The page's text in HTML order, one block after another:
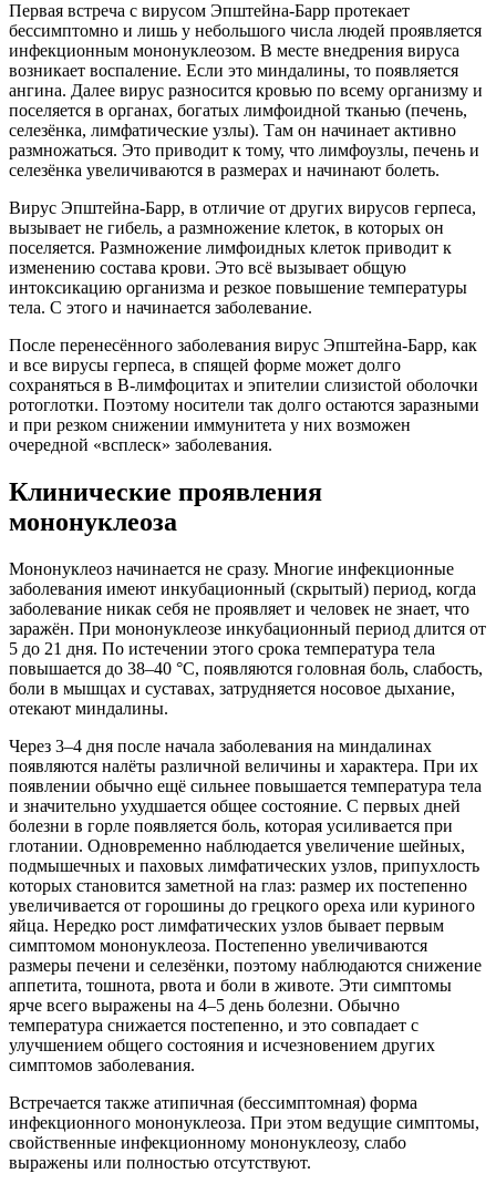
Первая встреча с вирусом Эпштейна-Барр протекает
бессимптомно и лишь у небольшого числа людей проявляется
инфекционным мононуклеозом. В месте внедрения вируса
возникает воспаление. Если это миндалины, то появляется
ангина. Далее вирус разносится кровью по всему организму и
поселяется в органах, богатых лимфоидной тканью (печень,
селезёнка, лимфатические узлы). Там он начинает активно
размножаться. Это приводит к тому, что лимфоузлы, печень и
селезёнка увеличиваются в размерах и начинают болеть.
Вирус Эпштейна-Барр, в отличие от других вирусов герпеса,
вызывает не гибель, а размножение клеток, в которых он
поселяется. Размножение лимфоидных клеток приводит к
изменению состава крови. Это всё вызывает общую
интоксикацию организма и резкое повышение температуры
тела. С этого и начинается заболевание.
После перенесённого заболевания вирус Эпштейна-Барр, как
и все вирусы герпеса, в спящей форме может долго
сохраняться в В-лимфоцитах и эпителии слизистой оболочки
ротоглотки. Поэтому носители так долго остаются заразными
и при резком снижении иммунитета у них возможен
очередной «всплеск» заболевания.
Клинические проявления
мононуклеоза
Мононуклеоз начинается не сразу. Многие инфекционные
заболевания имеют инкубационный (скрытый) период, когда
заболевание никак себя не проявляет и человек не знает, что
заражён. При мононуклеозе инкубационный период длится от
5 до 21 дня. По истечении этого срока температура тела
повышается до 38–40 °С, появляются головная боль, слабость,
боли в мышцах и суставах, затрудняется носовое дыхание,
отекают миндалины.
Через 3–4 дня после начала заболевания на миндалинах
появляются налёты различной величины и характера. При их
появлении обычно ещё сильнее повышается температура тела
и значительно ухудшается общее состояние. С первых дней
болезни в горле появляется боль, которая усиливается при
глотании. Одновременно наблюдается увеличение шейных,
подмышечных и паховых лимфатических узлов, припухлость
которых становится заметной на глаз: размер их постепенно
увеличивается от горошины до грецкого ореха или куриного
яйца. Нередко рост лимфатических узлов бывает первым
симптомом мононуклеоза. Постепенно увеличиваются
размеры печени и селезёнки, поэтому наблюдаются снижение
аппетита, тошнота, рвота и боли в животе. Эти симптомы
ярче всего выражены на 4–5 день болезни. Обычно
температура снижается постепенно, и это совпадает с
улучшением общего состояния и исчезновением других
симптомов заболевания.
Встречается также атипичная (бессимптомная) форма
инфекционного мононуклеоза. При этом ведущие симптомы,
свойственные инфекционному мононуклеозу, слабо
выражены или полностью отсутствуют.